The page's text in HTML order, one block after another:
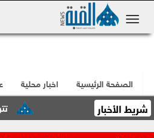
الصفحة الرئيسية اخبار محلية
شريط الأخبار تتويج